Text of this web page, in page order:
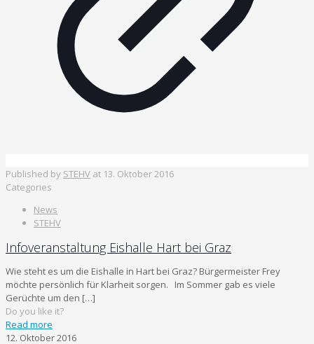
Published by STEHV at 13. Oktober 2016
Categories
News
STEHV
Infoveranstaltung Eishalle Hart bei Graz
Wie steht es um die Eishalle in Hart bei Graz? Bürgermeister Frey
möchte persönlich für Klarheit sorgen. Im Sommer gab es viele
Gerüchte um den […]
Do you like it?
Read more
12. Oktober 2016